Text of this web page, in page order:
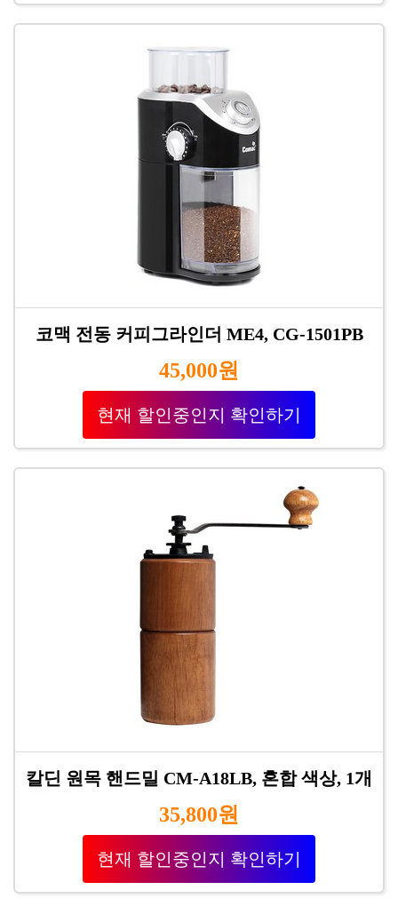
코맥 전동 커피그라인더 ME4, CG-1501PB
45,000원
현재 할인중인지 확인하기
칼딘 원목 핸드밀 CM-A18LB, 혼합 색상, 1개
35,800원
현재 할인중인지 확인하기